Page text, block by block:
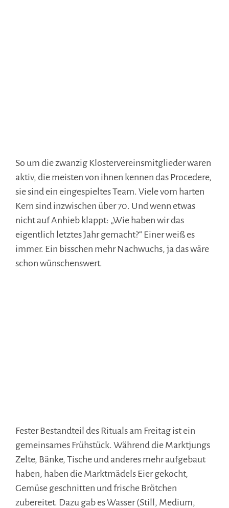
So um die zwanzig Klostervereinsmitglieder waren
aktiv, die meisten von ihnen kennen das Procedere,
sie sind ein eingespieltes Team. Viele vom harten
Kern sind inzwischen über 70. Und wenn etwas
nicht auf Anhieb klappt: „Wie haben wir das
eigentlich letztes Jahr gemacht?“ Einer weiß es
immer. Ein bisschen mehr Nachwuchs, ja das wäre
schon wünschenswert.
Fester Bestandteil des Rituals am Freitag ist ein
gemeinsames Frühstück. Während die Marktjungs
Zelte, Bänke, Tische und anderes mehr aufgebaut
haben, haben die Marktmädels Eier gekocht,
Gemüse geschnitten und frische Brötchen
zubereitet. Dazu gab es Wasser (Still, Medium,